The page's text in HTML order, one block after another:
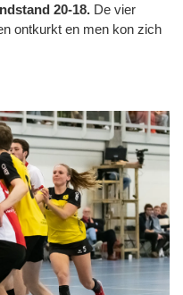
20-18. De vier
ontkurkt en men kon zich